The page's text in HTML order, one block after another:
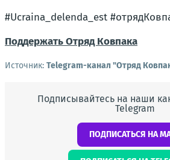
#Ucraina_delenda_est
Поддержать Отряд Ковпака
Источник: Telegram-канал "Отряд
Подписывайтесь на наши
Telegram
ПОДПИСАТЬСЯ НА